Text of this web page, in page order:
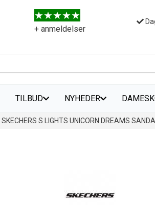
TILBUD NYHEDER
+ anmeldelser
SKECHERS S LIGHTS UNICORN DREAMS